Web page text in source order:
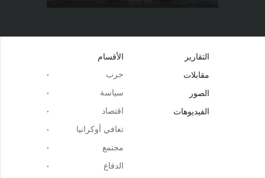
الأقسام
حرب
سياسة
اقتصاد
تعافي أوكرانيا
مجتمع
الدفاع
التقارير
مقابلات
الصور
الفيديوهات